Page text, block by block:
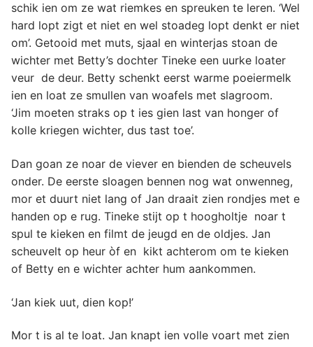
schik ien om ze wat riemkes en spreuken te leren. ‘Wel
hard lopt zigt et niet en wel stoadeg lopt denkt er niet
om’. Getooid met muts, sjaal en winterjas stoan de
wichter met Betty’s dochter Tineke een uurke loater
veur de deur. Betty schenkt eerst warme poeiermelk
ien en loat ze smullen van woafels met slagroom.
‘Jim moeten straks op t ies gien last van honger of
kolle kriegen wichter, dus tast toe’.
Dan goan ze noar de viever en bienden de scheuvels
onder. De eerste sloagen bennen nog wat onwenneg,
mor et duurt niet lang of Jan draait zien rondjes met e
handen op e rug. Tineke stijt op t hoogholtje noar t
spul te kieken en filmt de jeugd en de oldjes. Jan
scheuvelt op heur òf en kikt achterom om te kieken
of Betty en e wichter achter hum aankommen.
‘Jan kiek uut, dien kop!’
Mor t is al te loat. Jan knapt ien volle voart met zien